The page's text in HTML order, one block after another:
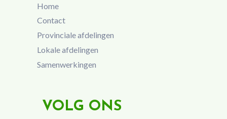
Home
Contact
Provinciale afdelingen
Lokale afdelingen
Samenwerkingen
VOLG ONS